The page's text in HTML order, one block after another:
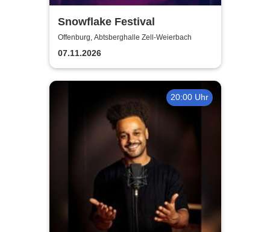
Snowflake Festival
Offenburg, Abtsberghalle Zell-Weierbach
07.11.2026
20:00 Uhr